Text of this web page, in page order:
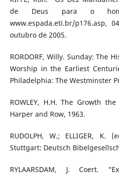
de Deus para o
www.espada.eti.br/p176.asp,
outubro de 2005.
RORDORF, Willy. Sunday: The
Worship in the Earliest
Philadelphia: The Westminster
ROWLEY, H.H. The Growth
Harper and Row, 1963.
RUDOLPH, W.; ELLIGER, K.
Stuttgart: Deutsch
RYLAARSDAM, J. Coert.